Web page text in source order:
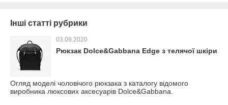
Інші статті рубрики
03.09.2020
Рюкзак Dolce&Gabbana Edge з телячої шкіри
Огляд моделі чоловічого рюкзака з каталогу відомого
виробника люксових аксесуарів Dolce&Gabbana.